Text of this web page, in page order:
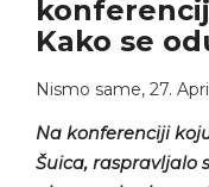
Kako se
Nismo same, 27.
Na konferenciji
Šuica, raspravljalo